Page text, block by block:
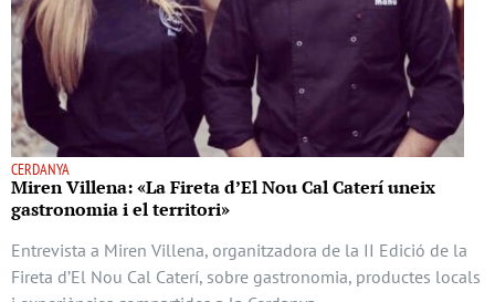
CERDANYA
Miren Villena: «La Fireta d’El Nou Cal Caterí uneix
gastronomia i el territori»
Entrevista a Miren Villena, organitzadora de la II Edició de la
Fireta d’El Nou Cal Caterí, sobre gastronomia, productes locals